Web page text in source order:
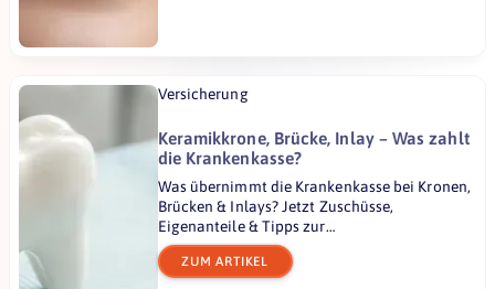
Versicherung
Keramikkrone, Brücke, Inlay – Was zahlt
die Krankenkasse?
Was übernimmt die Krankenkasse bei Kronen,
Brücken & Inlays? Jetzt Zuschüsse,
Eigenanteile & Tipps zur
Zahnzusatzversicherung im Überblick.
ZUM ARTIKEL